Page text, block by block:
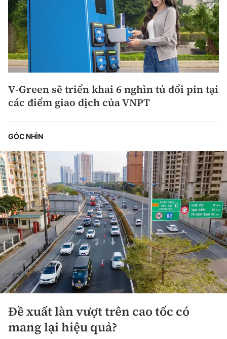
V-Green sẽ triển khai 6 nghìn tủ đổi pin tại
các điểm giao dịch của VNPT
GÓC NHÌN
Đề xuất làn vượt trên cao tốc có
mang lại hiệu quả?